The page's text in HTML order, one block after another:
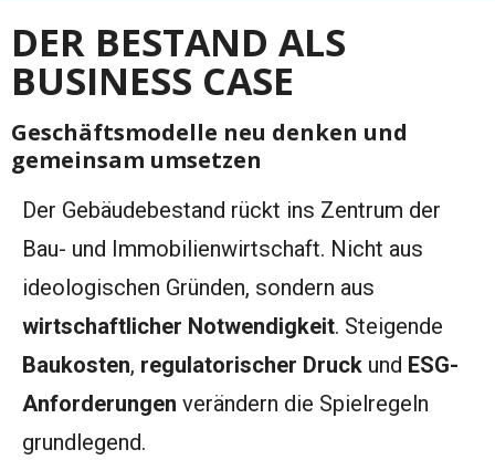
DER BESTAND ALS
BUSINESS CASE
Geschäftsmodelle neu denken und
gemeinsam umsetzen
Der Gebäudebestand rückt ins Zentrum der
Bau- und Immobilienwirtschaft. Nicht aus
ideologischen Gründen, sondern aus
wirtschaftlicher Notwendigkeit. Steigende
Baukosten, regulatorischer Druck und ESG-
Anforderungen verändern die Spielregeln
grundlegend.